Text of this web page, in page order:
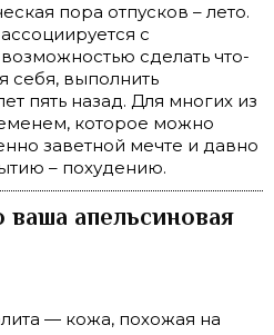
пора отпусков – лето.
с
сделать что-
себя, выполнить
пять назад. Для многих из
которое можно
заветной мечте и давно
– похудению.
ваша апельсиновая
— кожа, похожая на